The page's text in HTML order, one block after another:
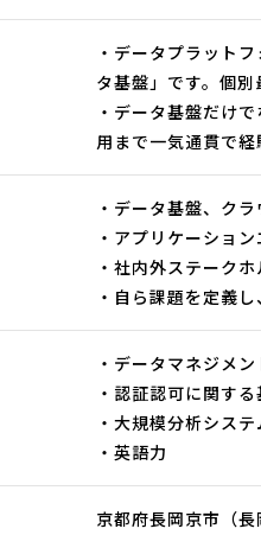
・データプラット
タ基盤」です。個
・データ基盤だけ
用まで一気通貫で経
・データ基盤、ク
・アプリケーショ
・社内外ステーク
・自ら課題を定義
・データマネジメ
・認証認可に関す
・大規模分析シス
・英語力
京都府長岡京市（長